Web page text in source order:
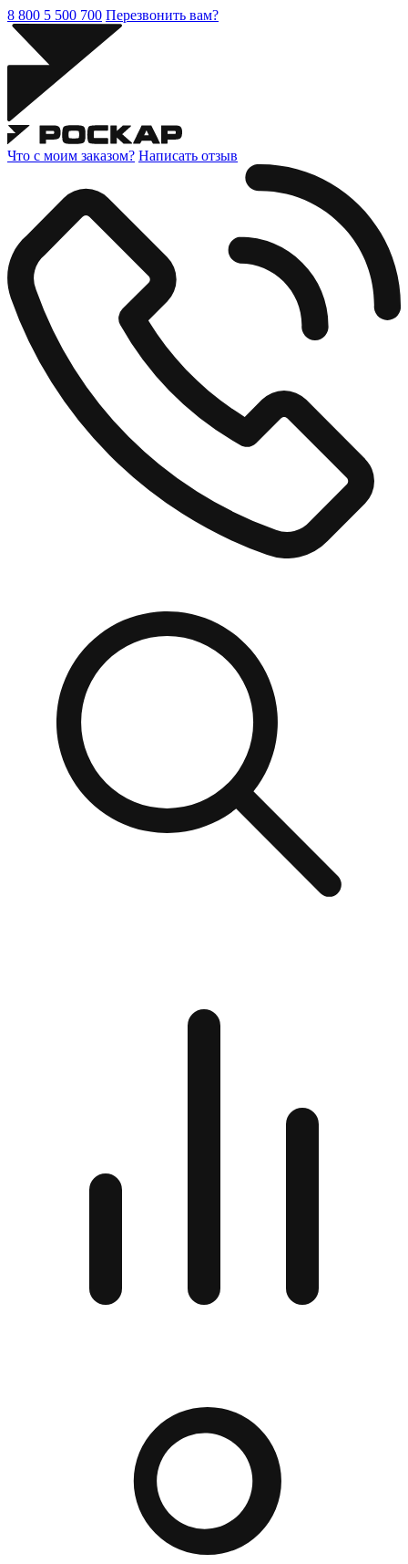
8 800 5 500 700 Перезвонить вам?
Что с моим заказом? Написать отзыв